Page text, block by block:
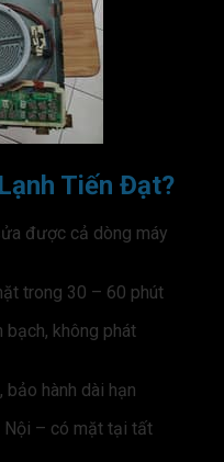
Tiến Đạt?
được cả dòng máy
trong 30 – 60 phút
không phát
bảo hành dài hạn
Nội – có mặt tại tất